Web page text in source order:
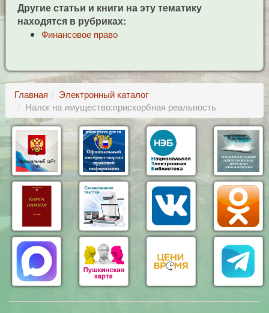
Другие статьи и книги на эту тематику
находятся в рубриках:
Финансовое право
Главная
Электронный каталог
Налог на имущество:прискорбная реальность